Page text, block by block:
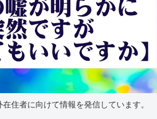
住者に向けて情報を発信しています。